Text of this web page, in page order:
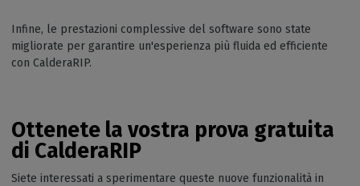
Infine, le prestazioni complessive del software sono state
migliorate per garantire un'esperienza più fluida ed efficiente
con CalderaRIP.
Ottenete la vostra prova gratuita
di CalderaRIP
Siete interessati a sperimentare queste nuove funzionalità in